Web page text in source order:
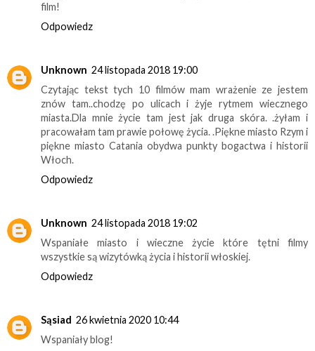
film!
Odpowiedz
Unknown 24 listopada 2018 19:00
Czytając tekst tych 10 filmów mam wrażenie ze jestem
znów tam..chodzę po ulicach i żyje rytmem wiecznego
miasta.Dla mnie życie tam jest jak druga skóra. .żyłam i
pracowałam tam prawie połowę życia. .Piękne miasto Rzym i
piękne miasto Catania obydwa punkty bogactwa i historii
Włoch.
Odpowiedz
Unknown 24 listopada 2018 19:02
Wspaniałe miasto i wieczne życie które tętni filmy
wszystkie są wizytówką życia i historii włoskiej.
Odpowiedz
Sąsiad 26 kwietnia 2020 10:44
Wspaniały blog!